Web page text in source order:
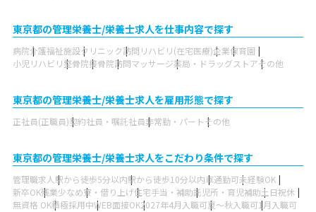
東京都の管理栄養士/栄養士求人を仕事内容で探す
病院介護福祉施設クリニック訪問リハビリ(在宅医療)企業保育園
小児リハビリ整骨院接骨院訪問マッサージ薬局・ドラッグストアその他
東京都の管理栄養士/栄養士求人を雇用形態で探す
正社員(正職員)契約社員・嘱託社員非常勤・パートその他
東京都の管理栄養士/栄養士求人をこだわり条件で探す
管理職求人 駅から徒歩5分以内駅から徒歩10分以内車通勤可未経験OK
新卒OK残業少なめ寮・借り上げ住宅手当・補助託児所・育児補助土日祝休
無資格 OK積極採用中WEB面接OK2027年4月入職可夏～秋入職可1月入職可